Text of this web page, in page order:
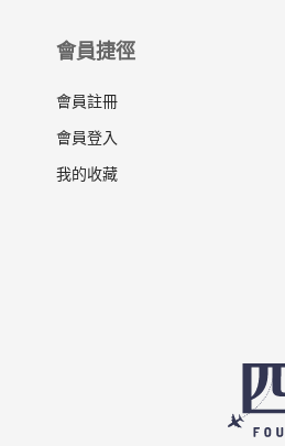
會員捷徑
會員註冊
會員登入
我的收藏